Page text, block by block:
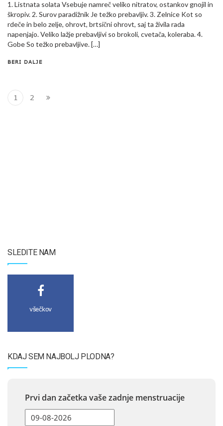
1. Listnata solata Vsebuje namreč veliko nitratov, ostankov gnojil in
škropiv. 2. Surov paradižnik Je težko prebavljiv. 3. Zelnice Kot so
rdeče in belo zelje, ohrovt, brtsični ohrovt, saj ta živila rada
napenjajo. Veliko lažje prebavljivi so brokoli, cvetača, koleraba. 4.
Gobe So težko prebavljive. […]
BERI DALJE
1 2
SLEDITE NAM
všečkov
KDAJ SEM NAJBOLJ PLODNA?
Prvi dan začetka vaše zadnje menstruacije